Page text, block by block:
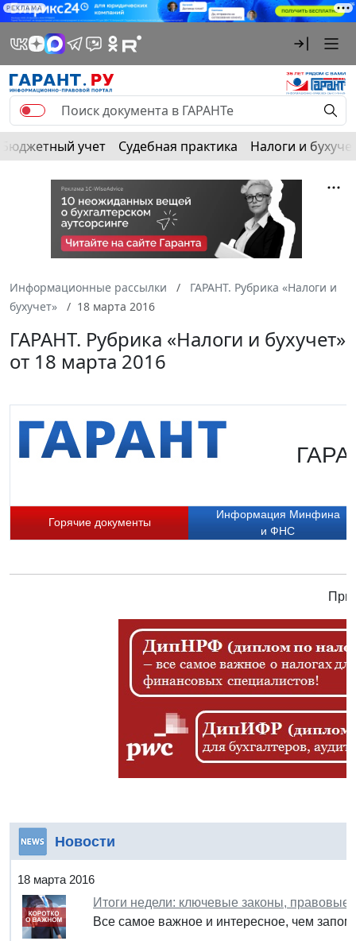
РЕКЛАМА
Бюджетный учет Судебная практика Налоги и
Информационные рассылки
ГАРАНТ. Рубрика «Налоги и
бухучет»
18 марта 2016
ГАРАНТ. Рубрика «Налоги и бухучет»
от 18 марта 2016
Горячие документы
Информация Минфина
и ФНС
Новости
18 марта 2016
Итоги недели: ключевые законы, правовые
Все самое важное и интересное, чем